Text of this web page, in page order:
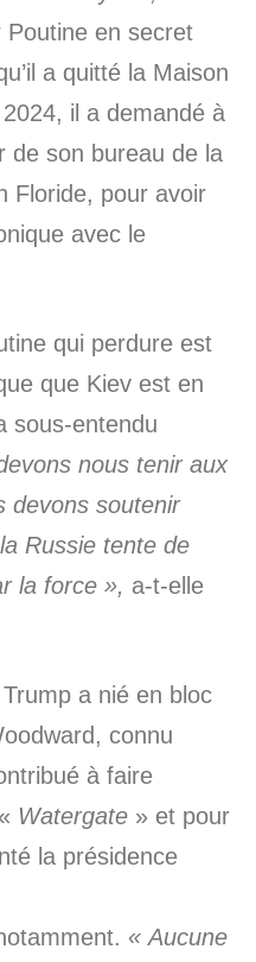
Poutine en secret
a quitté la Maison
il a demandé à
de son bureau de la
Floride, pour avoir
avec le
qui perdure est
que Kiev est en
sous-entendu
nous tenir aux
devons soutenir
Russie tente de
la force », a-t-elle
a nié en bloc
connu
à faire
Watergate » et pour
la présidence
« Aucune